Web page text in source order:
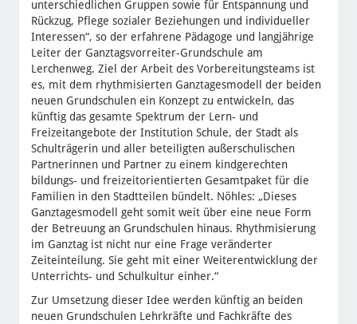
unterschiedlichen Gruppen sowie für Entspannung und
Rückzug, Pflege sozialer Beziehungen und individueller
Interessen“, so der erfahrene Pädagoge und langjährige
Leiter der Ganztagsvorreiter-Grundschule am
Lerchenweg. Ziel der Arbeit des Vorbereitungsteams ist
es, mit dem rhythmisierten Ganztagesmodell der beiden
neuen Grundschulen ein Konzept zu entwickeln, das
künftig das gesamte Spektrum der Lern- und
Freizeitangebote der Institution Schule, der Stadt als
Schulträgerin und aller beteiligten außerschulischen
Partnerinnen und Partner zu einem kindgerechten
bildungs- und freizeitorientierten Gesamtpaket für die
Familien in den Stadtteilen bündelt. Nöhles: „Dieses
Ganztagesmodell geht somit weit über eine neue Form
der Betreuung an Grundschulen hinaus. Rhythmisierung
im Ganztag ist nicht nur eine Frage veränderter
Zeiteinteilung. Sie geht mit einer Weiterentwicklung der
Unterrichts- und Schulkultur einher.“
Zur Umsetzung dieser Idee werden künftig an beiden
neuen Grundschulen Lehrkräfte und Fachkräfte des